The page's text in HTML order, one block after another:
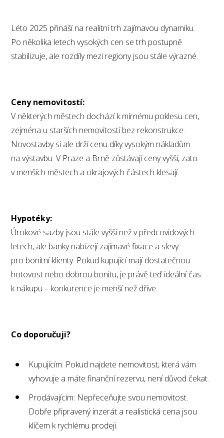
Léto 2025 přináší na realitní trh zajímavou dynamiku.
Po několika letech vysokých cen se trh postupně
stabilizuje, ale rozdíly mezi regiony jsou stále výrazné.
Ceny nemovitostí:
V některých městech dochází k mírnému poklesu cen,
zejména u starších nemovitostí bez rekonstrukce.
Novostavby si ale drží cenu díky vysokým nákladům
na výstavbu. V Praze a Brně zůstávají ceny vyšší, zato
v menších městech a okrajových částech klesají.
Hypotéky:
Úrokové sazby jsou stále vyšší než v předcovidových
letech, ale banky nabízejí zajímavé fixace a slevy
pro bonitní klienty. Pokud kupující mají dostatečnou
hotovost nebo dobrou bonitu, je právě teď ideální čas
k nákupu – konkurence je menší než dříve.
Co doporučuji?
Kupujícím: Pokud najdete nemovitost, která vám
vyhovuje a máte finanční rezervu, není důvod čekat.
Prodávajícím: Nepřeceňujte svou nemovitost.
Dobře připravený inzerát a realistická cena jsou
klíčem k rychlému prodeji.